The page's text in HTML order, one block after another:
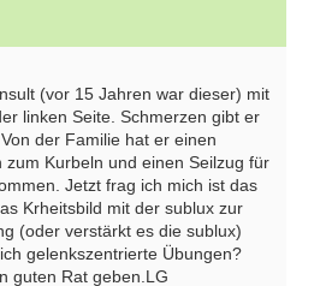
(vor 15 Jahren war dieser) mit
linken Seite. Schmerzen gibt er
der Familie hat er einen
Kurbeln und einen Seilzug für
Jetzt frag ich mich ist das
Krheitsbild mit der sublux zur
(oder verstärkt es die sublux)
gelenkszentrierte Übungen?
guten Rat geben.LG